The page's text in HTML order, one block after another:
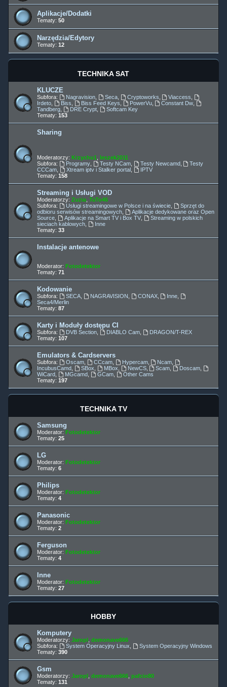
Aplikacje/Dodatki
Tematy: 50
Narzędzia/Edytory
Tematy: 12
TECHNIKA SAT
KLUCZE
Subfora: Nagravision, Seca, Cryptoworks Viaccess
Irdeto
Biss Biss Feed Keys PowerVu, Constant Dw
Tandberg
DRE Crypt,
Softcam Key
Tematy: 153
Sharing
Moderatorzy: Krzychu1
leszek2011
Subfora:
Programy, Testy NCam, Testy Newcamd,
Testy
CCCam
Xtream iptv i Stalker portal,
IPTV
Tematy: 158
Streaming i Usługi VOD
Moderatorzy: Zuzia TaTo46
Subfora:
Usługi streamingowe w Polsce i na świecie,
Sprzęt do
odbioru serwisów streamingowych
Aplikacje dedykowane oraz Open
Source
Aplikacje na Smart TV i Box TV,
Streaming w polskich
sieciach kablowych
Inne
Tematy: 33
Instalacje antenowe
Moderator: Fotodetektor
Tematy: 71
Kodowanie
Subfora: SECA, NAGRAVISION CONAX, Inne
Seca4/Merlin
Tematy: 87
Karty i Moduły dostępu CI
Subfora: DVB Section, DIABLO Cam,
DRAGON/T-REX
Tematy: 107
Emulators & Cardservers
Subfora: Oscam, CCcam, Hypercam, Ncam
IncubusCamd
SBox MBox NewCS, Scam Doscam
WiCard
MGcamd, GCam,
Other Cams
Tematy: 197
TECHNIKA TV
Samsung
Moderator: Fotodetektor
Tematy: 25
LG
Moderator: Fotodetektor
Tematy: 6
Philips
Moderator: Fotodetektor
Tematy: 4
Panasonic
Moderator: Fotodetektor
Tematy: 2
Ferguson
Moderator: Fotodetektor
Tematy: 4
Inne
Moderator: Fotodetektor
Tematy: 27
HOBBY
Komputery
Moderatorzy: Jaropl demonave666
Subfora:
System Operacyjny Linux
System Operacyjny Windows
Tematy: 390
Gsm
Moderatorzy: Jaropl demonave666 pafcio80
Tematy: 131